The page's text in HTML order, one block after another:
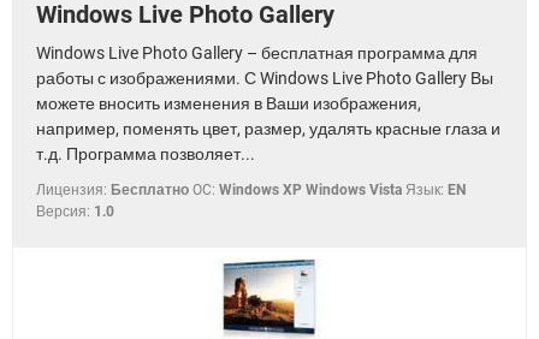
Windows Live Photo Gallery
Windows Live Photo Gallery – бесплатная программа для
работы с изображениями. С Windows Live Photo Gallery Вы
можете вносить изменения в Ваши изображения,
например, поменять цвет, размер, удалять красные глаза и
т.д. Программа позволяет...
Лицензия: Бесплатно OC: Windows XP Windows Vista Язык: EN
Версия: 1.0